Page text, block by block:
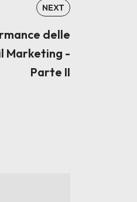
NEXT
delle
Marketing -
Parte II